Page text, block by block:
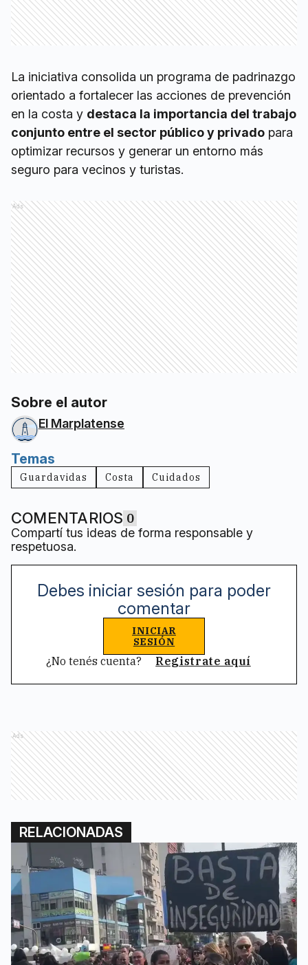
La iniciativa consolida un programa de padrinazgo
orientado a fortalecer las acciones de prevención
en la costa y destaca la importancia del trabajo
conjunto entre el sector público y privado para
optimizar recursos y generar un entorno más
seguro para vecinos y turistas.
Ads
Sobre el autor
El Marplatense
Temas
Guardavidas Costa Cuidados
COMENTARIOS 0
Compartí tus ideas de forma responsable y
respetuosa.
Debes iniciar sesión para poder
comentar
INICIAR
SESIÓN
¿No tenés cuenta? Registrate aquí
Ads
RELACIONADAS